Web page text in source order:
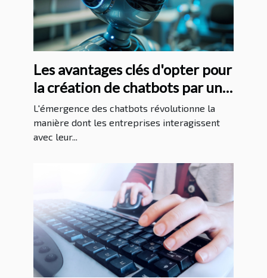
Les avantages clés d'opter pour
la création de chatbots par une
agence spécialisée
L'émergence des chatbots révolutionne la
manière dont les entreprises interagissent
avec leur...